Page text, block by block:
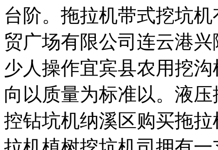
台阶。拖拉机带式挖坑
贸广场有限公司连云港
少人操作宜宾县农用挖
向以质量为标准以。液
控钻坑机纳溪区购买拖